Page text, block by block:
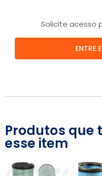
Solicite acesso
ENTRE
Produtos que
esse item